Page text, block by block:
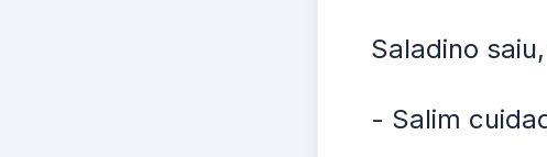
Saladino
- Salim